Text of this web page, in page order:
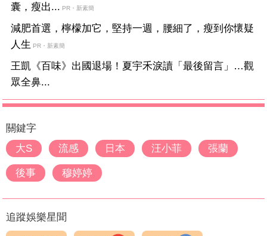
囊，瘦出... PR・新素簡
減肥首選，檸檬加它，堅持一週，腰細了，瘦到你懷疑
人生 PR・新素簡
王凱《百味》出國退場！夏宇禾淚讀「最後留言」…觀
眾全鼻...
關鍵字
大S
流感 日本 汪小菲 張蘭
後事 穆婷婷
追蹤娛樂星聞